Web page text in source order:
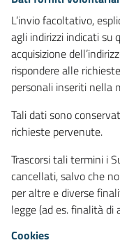
L’invio facoltativo,
agli indirizzi indicati su
acquisizione
rispondere alle
personali inseriti nella
Tali dati sono
richieste pervenute.
Trascorsi tali termini i
cancellati, salvo che
per altre e diverse
legge (ad es. finalità di
Cookies